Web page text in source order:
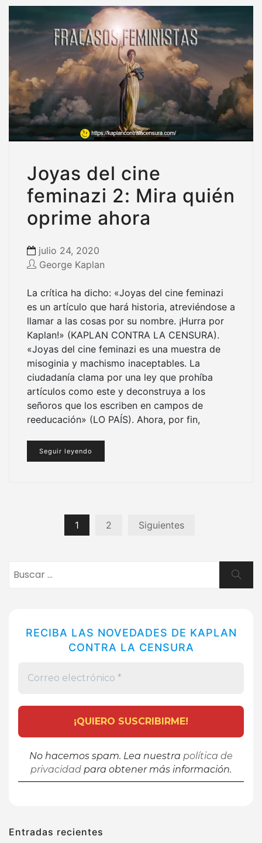
Joyas del cine
feminazi 2: Mira quién
oprime ahora
julio 24, 2020
George Kaplan
La crítica ha dicho: «Joyas del cine feminazi
es un artículo que hará historia, atreviéndose a
llamar a las cosas por su nombre. ¡Hurra por
Kaplan!» (KAPLAN CONTRA LA CENSURA).
«Joyas del cine feminazi es una muestra de
misoginia y machismo inaceptables. La
ciudadanía clama por una ley que prohíba
artículos como este y deconstruya a los
señoros que los escriben en campos de
reeducación» (LO PAÍS). Ahora, por fin,
Seguir leyendo
Paginación
entradas
1 2 Siguientes
Buscar
RECIBA LAS NOVEDADES DE KAPLAN
CONTRA LA CENSURA
No hacemos spam. Lea nuestra política de
privacidad para obtener más información.
Entradas recientes